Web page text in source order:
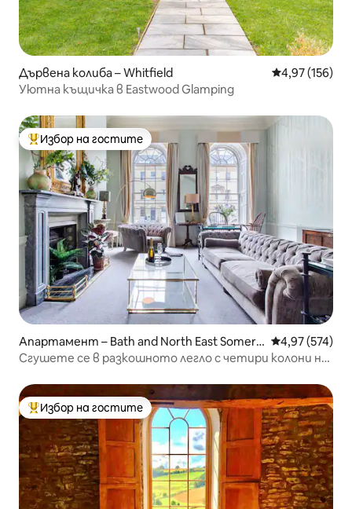
Дървена колиба – Whitfield Средна
4,97 (156)
Уютна къщичка в Eastwood Glamping
Най-популярен избор на гостите
Избор на гостите
Апартамент – Bath and North East Somers
et
Средна
4,97 (574)
Сгушете се в разкошното легло с четири колони на
Най-популярен избор на гостите
Избор на гостите